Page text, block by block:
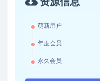
萌新用户
年度会员
永久会员